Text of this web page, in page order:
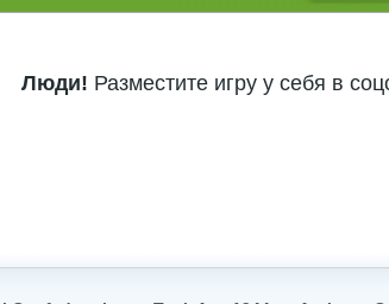
Люди! Разместите игру у себя в